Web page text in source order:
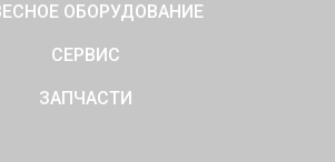
ОБОРУДОВАНИЕ
СЕРВИС
ЗАПЧАСТИ